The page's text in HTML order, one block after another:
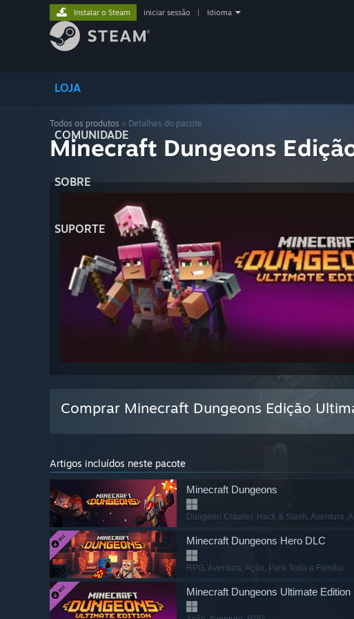
LOJA
COMUNIDADE
SOBRE
SUPORTE
Instalar o Steam iniciar sessão Idioma
Todos os produtos > Detalhes do pacote
Minecraft Dungeons
Comprar Minecraft Dungeons Edição
Artigos incluídos neste pacote
Minecraft Dungeons
Dungeon Crawler, Hack & Slash , Aventura ,
Minecraft Dungeons Hero DLC
RPG , Aventura , Ação , Para Toda a Família
Minecraft Dungeons Ultimate Edition